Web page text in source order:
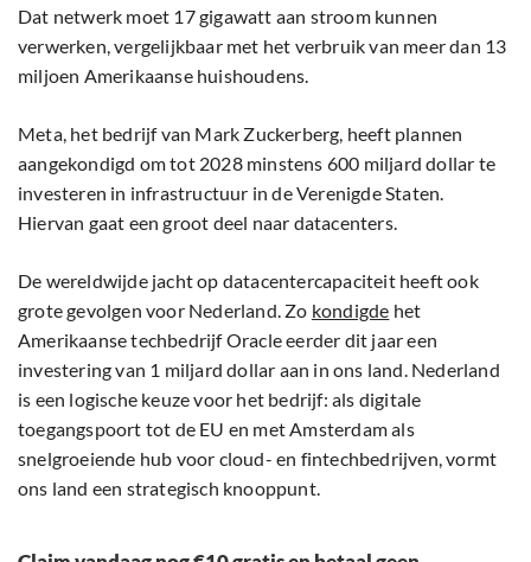
Dat netwerk moet 17 gigawatt aan stroom kunnen
verwerken, vergelijkbaar met het verbruik van meer dan 13
miljoen Amerikaanse huishoudens.
Meta, het bedrijf van Mark Zuckerberg, heeft plannen
aangekondigd om tot 2028 minstens 600 miljard dollar te
investeren in infrastructuur in de Verenigde Staten.
Hiervan gaat een groot deel naar datacenters.
De wereldwijde jacht op datacentercapaciteit heeft ook
grote gevolgen voor Nederland. Zo kondigde het
Amerikaanse techbedrijf Oracle eerder dit jaar een
investering van 1 miljard dollar aan in ons land. Nederland
is een logische keuze voor het bedrijf: als digitale
toegangspoort tot de EU en met Amsterdam als
snelgroeiende hub voor cloud- en fintechbedrijven, vormt
ons land een strategisch knooppunt.